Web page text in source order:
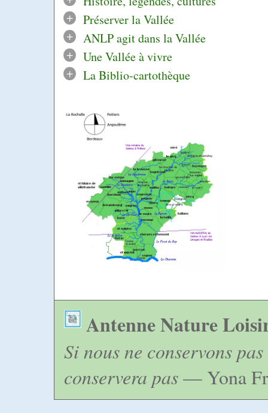
+
Préserver la Vallée
+
ANLP agit dans la Vallée
+
Une Vallée à vivre
+
La Biblio-cartothèque
Antenne Nature
Si nous ne conservons
conservera pas— Yona